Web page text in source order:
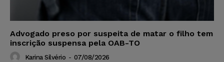
Advogado preso por suspeita de matar o filho tem
inscrição suspensa pela OAB-TO
Karina Silvério - 07/08/2026